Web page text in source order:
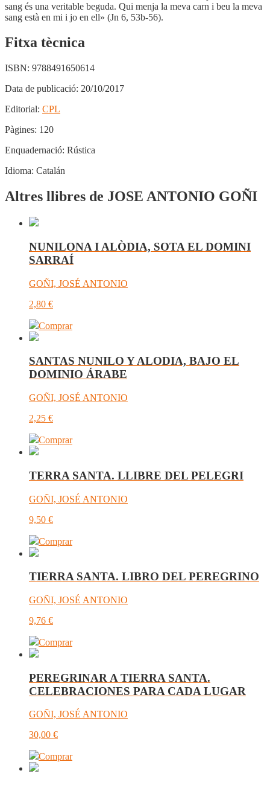
sang és una veritable beguda. Qui menja la meva carn i beu la meva
sang està en mi i jo en ell» (Jn 6, 53b-56).
Fitxa tècnica
ISBN: 9788491650614
Data de publicació: 20/10/2017
Editorial: CPL
Pàgines: 120
Enquadernació: Rústica
Idioma: Catalán
Altres llibres de JOSE ANTONIO GOÑI
NUNILONA I ALÒDIA, SOTA EL DOMINI
SARRAÍ
GOÑI, JOSÉ ANTONIO
2,80 €
Comprar
SANTAS NUNILO Y ALODIA, BAJO EL
DOMINIO ÁRABE
GOÑI, JOSÉ ANTONIO
2,25 €
Comprar
TERRA SANTA. LLIBRE DEL PELEGRI
GOÑI, JOSÉ ANTONIO
9,50 €
Comprar
TIERRA SANTA. LIBRO DEL PEREGRINO
GOÑI, JOSÉ ANTONIO
9,76 €
Comprar
PEREGRINAR A TIERRA SANTA.
CELEBRACIONES PARA CADA LUGAR
GOÑI, JOSÉ ANTONIO
30,00 €
Comprar